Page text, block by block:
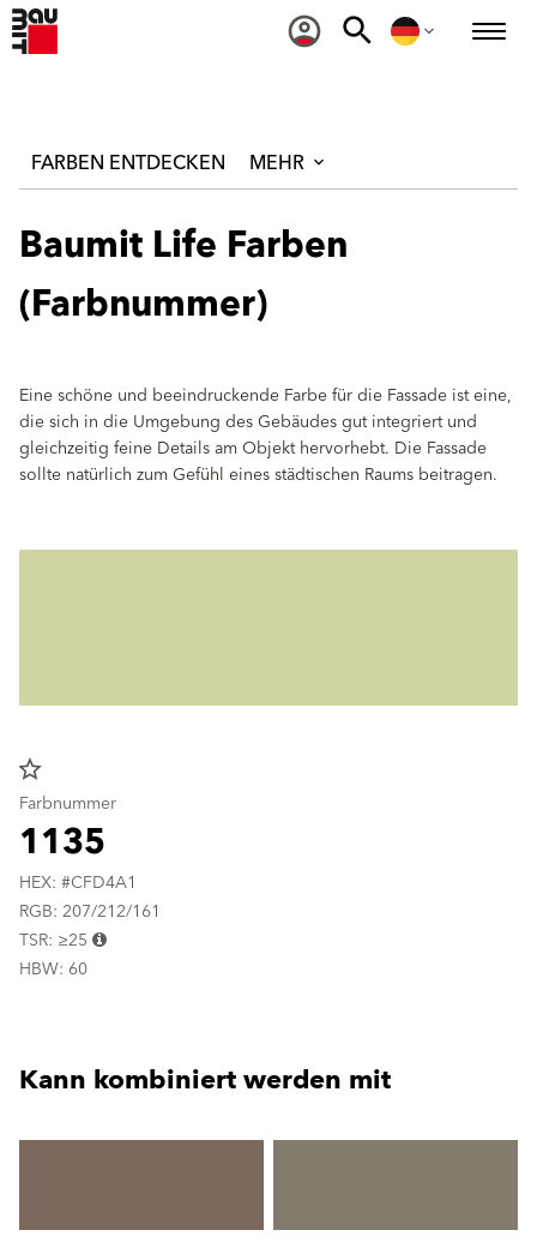
FARBEN ENTDECKEN MEHR
Baumit Life Farben
(Farbnummer)
Eine schöne und beeindruckende Farbe für die Fassade ist eine,
die sich in die Umgebung des Gebäudes gut integriert und
gleichzeitig feine Details am Objekt hervorhebt. Die Fassade
sollte natürlich zum Gefühl eines städtischen Raums beitragen.
star_border
Farbnummer
1135
HEX: #CFD4A1
RGB: 207/212/161
TSR: ≥25
HBW: 60
Kann kombiniert werden mit